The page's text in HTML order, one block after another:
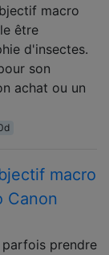
macro
être
d'insectes.
son
achat ou un
macro
Canon
prendre